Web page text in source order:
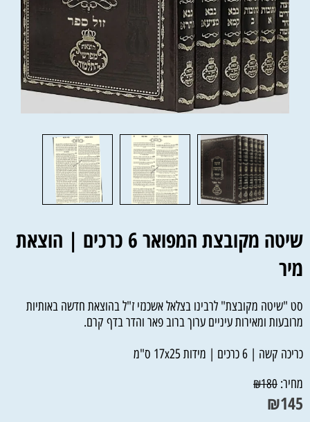
שיטה מקובצת המפואר 6 כרכים | הוצאת
מיר
סט "שיטה מקובצת" לרבינו בצלאל אשכנזי ז"ל בהוצאת חדשה באותיות
מרובעות ומאירות עיניים ערוך ברוב פאר והדר בדף קרם.
כריכה קשה | 6 כרכים | מידות 17x25 ס"מ
מחיר:
₪180
₪145